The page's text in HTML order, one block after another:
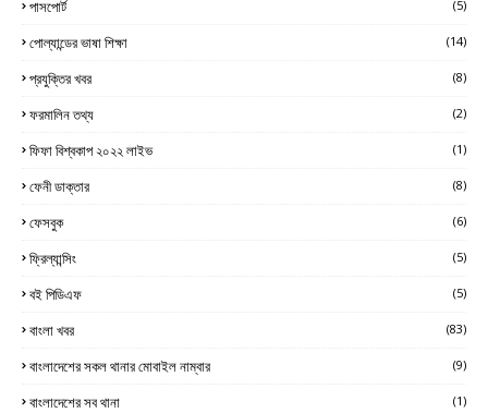
পাসপোর্ট (5)
পোল্যান্ডের ভাষা শিক্ষা (14)
প্রযুক্তির খবর (8)
ফরমালিন তথ্য (2)
ফিফা বিশ্বকাপ ২০২২ লাইভ (1)
ফেনী ডাক্তার (8)
ফেসবুক (6)
ফ্রিল্যান্সিং (5)
বই পিডিএফ (5)
বাংলা খবর (83)
বাংলাদেশের সকল থানার মোবাইল নাম্বার (9)
বাংলাদেশের সব থানা (1)